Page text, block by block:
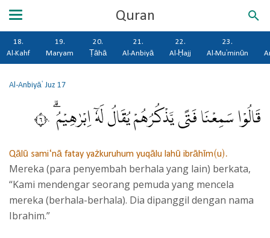
Quran
18.
Al-Kahf
19.
Maryam
20.
Ṭāhā
21.
Al-Anbiyā
22.
Al-Ḥajj
23.
Al-Mu'minūn
Al-Anbiyā'Juz 17
قَالُوْا سَمِعْنَا فَتًى يَّذْكُرُهُمْ يُقَالُ لَهٗٓ اِبْرٰهِيْمُ ۗ ٦٠
Qālū sami‘nā fatay yażkuruhum yuqālu lahū ibrāhīm(u).
Mereka (para penyembah berhala yang lain) berkata,
“Kami mendengar seorang pemuda yang mencela
mereka (berhala-berhala). Dia dipanggil dengan nama
Ibrahim.”